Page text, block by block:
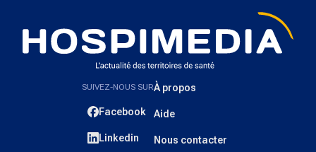
SUIVEZ-NOUS SUR
Facebook
Linkedin
À propos
Aide
Nous contacter